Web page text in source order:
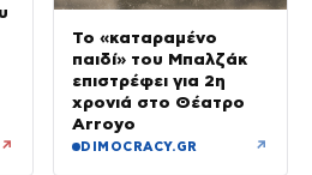
↗
Το «καταραμένο
παιδί» του Μπαλζάκ
επιστρέφει για 2η
χρονιά στο Θέατρο
Arroyo
DIMOCRACY.GR ↗